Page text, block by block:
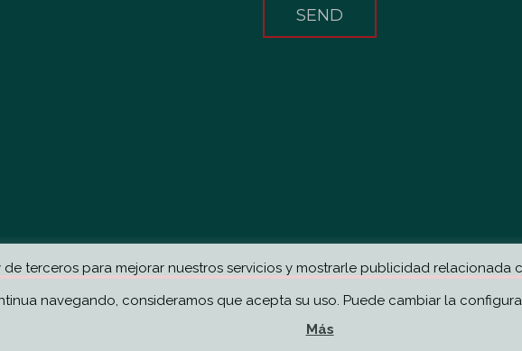
terceros para mejorar nuestros servicios y mostrarle publicidad relacionada
navegando, consideramos que acepta su uso. Puede cambiar la
Más